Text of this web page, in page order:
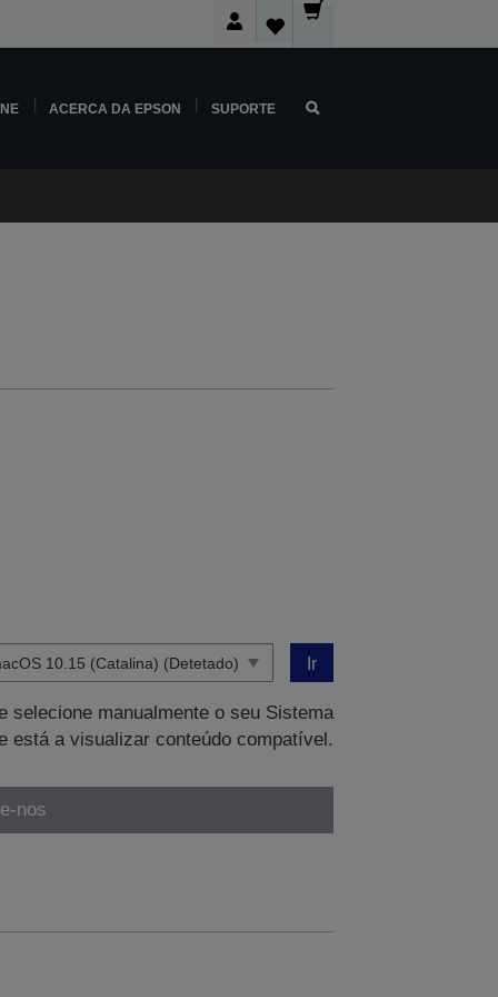
ACERCA DA EPSON SUPORTE
Ir
selecione manualmente o seu Sistema
está a visualizar conteúdo compatível.
nos